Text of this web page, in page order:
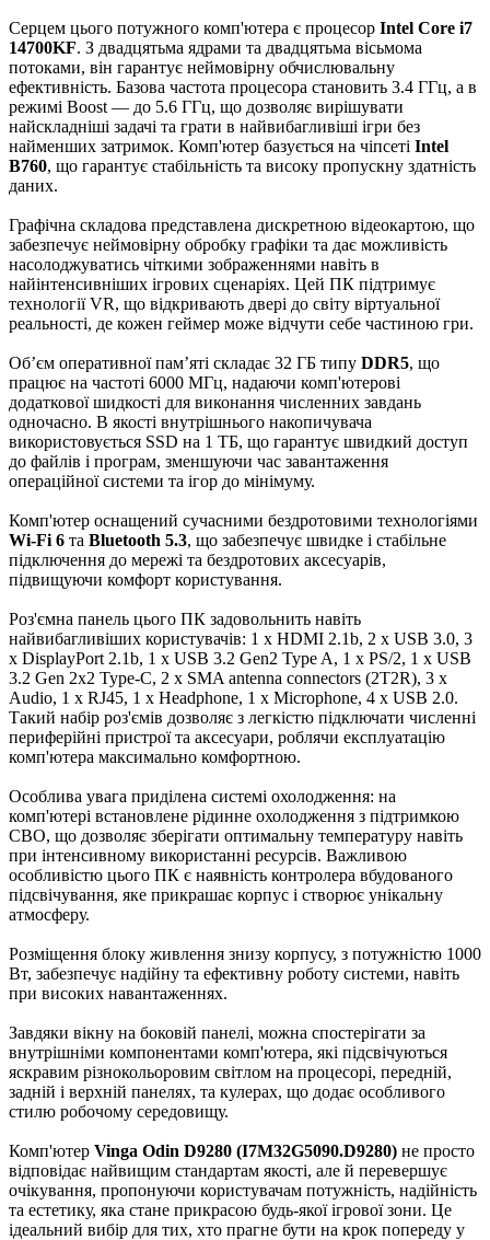
Серцем цього потужного комп'ютера є процесор Intel Core i7
14700KF. З двадцятьма ядрами та двадцятьма вісьмома
потоками, він гарантує неймовірну обчислювальну
ефективність. Базова частота процесора становить 3.4 ГГц, а в
режимі Boost — до 5.6 ГГц, що дозволяє вирішувати
найскладніші задачі та грати в найвибагливіші ігри без
найменших затримок. Комп'ютер базується на чіпсеті Intel
B760, що гарантує стабільність та високу пропускну здатність
даних.
Графічна складова представлена дискретною відеокартою, що
забезпечує неймовірну обробку графіки та дає можливість
насолоджуватись чіткими зображеннями навіть в
найінтенсивніших ігрових сценаріях. Цей ПК підтримує
технології VR, що відкривають двері до світу віртуальної
реальності, де кожен геймер може відчути себе частиною гри.
Об’єм оперативної пам’яті складає 32 ГБ типу DDR5, що
працює на частоті 6000 МГц, надаючи комп'ютерові
додаткової шидкості для виконання численних завдань
одночасно. В якості внутрішнього накопичувача
використовується SSD на 1 ТБ, що гарантує швидкий доступ
до файлів і програм, зменшуючи час завантаження
операційної системи та ігор до мінімуму.
Комп'ютер оснащений сучасними бездротовими технологіями
Wi-Fi 6 та Bluetooth 5.3, що забезпечує швидке і стабільне
підключення до мережі та бездротових аксесуарів,
підвищуючи комфорт користування.
Роз'ємна панель цього ПК задовольнить навіть
найвибагливіших користувачів: 1 x HDMI 2.1b, 2 x USB 3.0, 3
x DisplayPort 2.1b, 1 x USB 3.2 Gen2 Type A, 1 x PS/2, 1 x USB
3.2 Gen 2x2 Type-C, 2 x SMA antenna connectors (2T2R), 3 x
Audio, 1 x RJ45, 1 x Нeadphone, 1 х Microphone, 4 x USB 2.0.
Такий набір роз'ємів дозволяє з легкістю підключати численні
периферійні пристрої та аксесуари, роблячи експлуатацію
комп'ютера максимально комфортною.
Особлива увага приділена системі охолодження: на
комп'ютері встановлене рідинне охолодження з підтримкою
СВО, що дозволяє зберігати оптимальну температуру навіть
при інтенсивному використанні ресурсів. Важливою
особливістю цього ПК є наявність контролера вбудованого
підсвічування, яке прикрашає корпус і створює унікальну
атмосферу.
Розміщення блоку живлення знизу корпусу, з потужністю 1000
Вт, забезпечує надійну та ефективну роботу системи, навіть
при високих навантаженнях.
Завдяки вікну на боковій панелі, можна спостерігати за
внутрішніми компонентами комп'ютера, які підсвічуються
яскравим різнокольоровим світлом на процесорі, передній,
задній і верхній панелях, та кулерах, що додає особливого
стилю робочому середовищу.
Комп'ютер Vinga Odin D9280 (I7M32G5090.D9280) не просто
відповідає найвищим стандартам якості, але й перевершує
очікування, пропонуючи користувачам потужність, надійність
та естетику, яка стане прикрасою будь-якої ігрової зони. Це
ідеальний вибір для тих, хто прагне бути на крок попереду у